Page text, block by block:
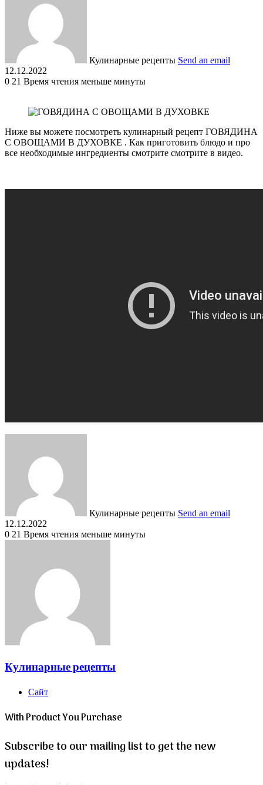
Кулинарные рецепты Send an email
12.12.2022
0 21 Время чтения меньше минуты
Ниже вы можете посмотреть кулинарный рецепт ГОВЯДИНА
С ОВОЩАМИ В ДУХОВКЕ . Как приготовить блюдо и про
все необходимые ингредиенты смотрите смотрите в видео.
Кулинарные рецепты Send an email
12.12.2022
0 21 Время чтения меньше минуты
Кулинарные рецепты
Сайт
With Product You Purchase
Subscribe to our mailing list to get the new
updates!